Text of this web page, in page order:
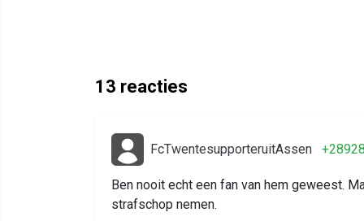
13 reacties
FcTwentesupporteruitAssen +28928
Ben nooit echt een fan van hem geweest.
strafschop nemen.